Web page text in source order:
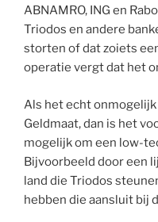
ABNAMRO, ING en
Triodos en andere
storten of dat zoiets
operatie vergt dat het
Als het echt
Geldmaat, dan is het
mogelijk om een low-
Bijvoorbeeld door een
land die Triodos
hebben die aansluit bij